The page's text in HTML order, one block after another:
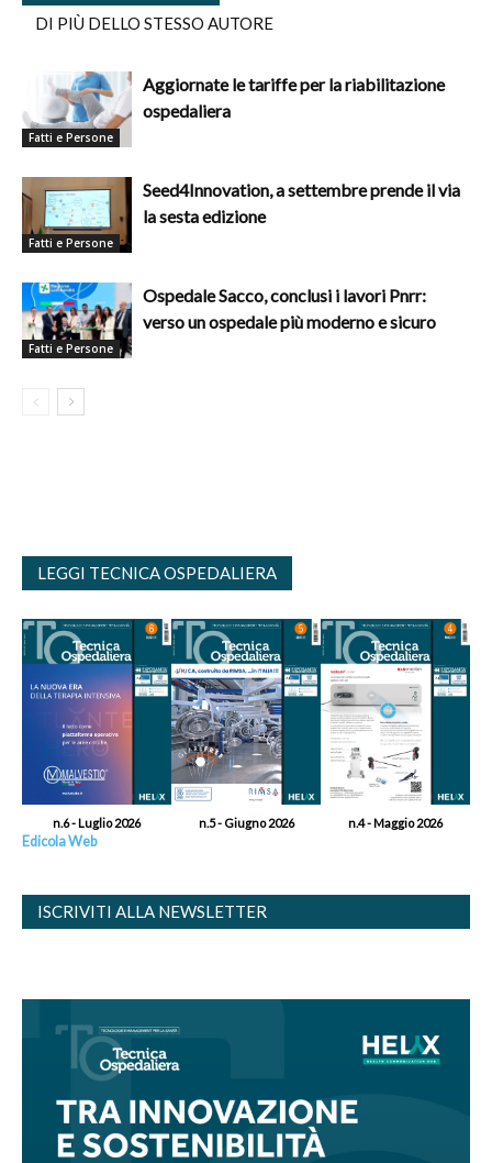
DI PIÙ DELLO STESSO AUTORE
Fatti e Persone
Aggiornate le tariffe per la riabilitazione
ospedaliera
Fatti e Persone
Seed4Innovation, a settembre prende il via
la sesta edizione
Fatti e Persone
Ospedale Sacco, conclusi i lavori Pnrr:
verso un ospedale più moderno e sicuro
LEGGI TECNICA OSPEDALIERA
n.6 - Luglio 2026 n.5 - Giugno 2026 n.4 - Maggio 2026
Edicola Web
ISCRIVITI ALLA NEWSLETTER